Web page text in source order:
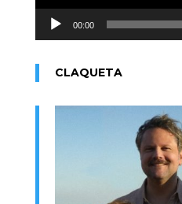
00:00
CLAQUETA